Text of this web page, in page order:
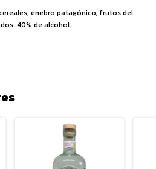
enebro patagónico, frutos del
40% de alcohol.